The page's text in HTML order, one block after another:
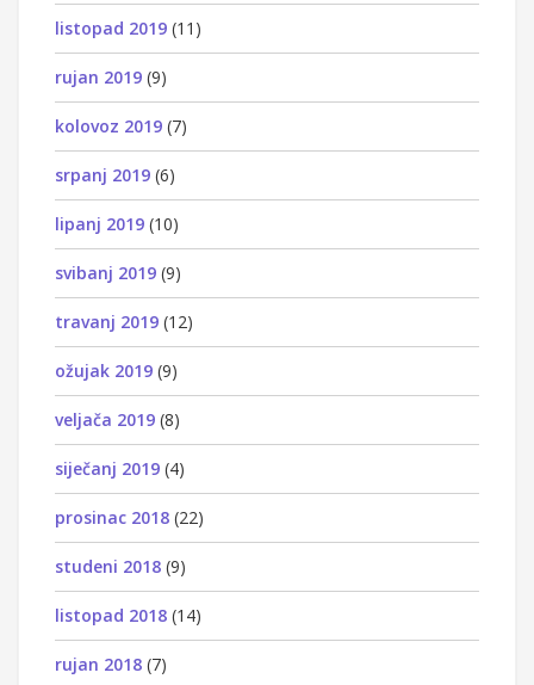
listopad 2019 (11)
rujan 2019 (9)
kolovoz 2019 (7)
srpanj 2019 (6)
lipanj 2019 (10)
svibanj 2019 (9)
travanj 2019 (12)
ožujak 2019 (9)
veljača 2019 (8)
siječanj 2019 (4)
prosinac 2018 (22)
studeni 2018 (9)
listopad 2018 (14)
rujan 2018 (7)